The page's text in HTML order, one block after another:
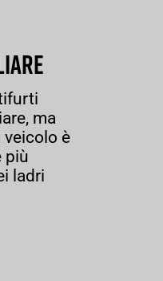
ma
veicolo è
più
ladri